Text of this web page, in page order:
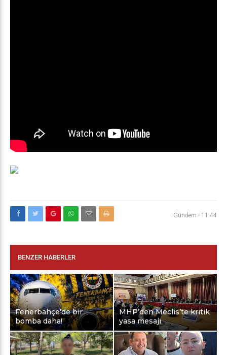
Gündem - 11:44
BENZER HABERLER
Fenerbahçe’de bir
bomba daha!
MHP’den Meclis’te kritik
yasa mesajı